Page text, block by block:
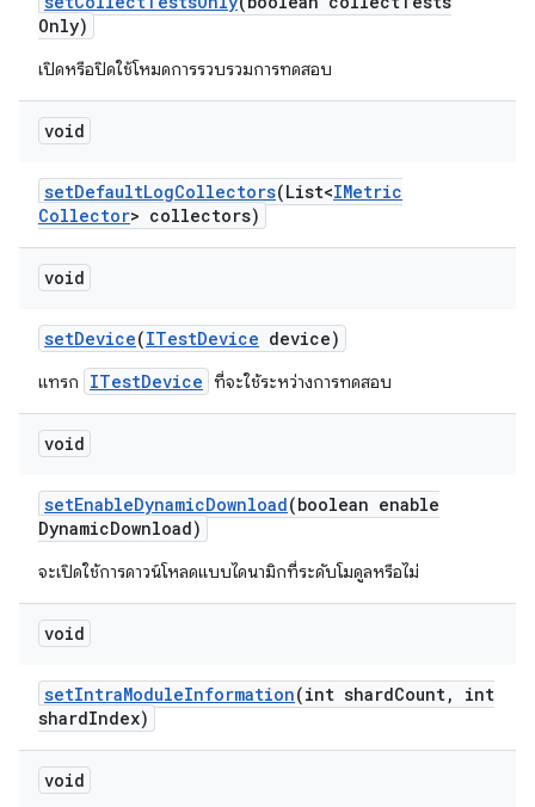
Only)
เปิดหรือปิดใช้โหมดการรวบรวมการทดสอบ
void
setDefaultLogCollectors(List<IMetric
Collector> collectors)
void
setDevice(ITestDevice device)
แทรก ITestDevice ที่จะใช้ระหว่างการทดสอบ
void
setEnableDynamicDownload(boolean enable
DynamicDownload)
จะเปิดใช้การดาวน์โหลดแบบไดนามิกที่ระดับโมดูลหรือไม่
void
setIntraModuleInformation(int shardCount,
int
shardIndex)
void